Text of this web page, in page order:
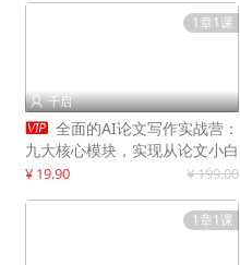
1章1课
 千启
 全面的AI论文写作实战营：
九大核心模块，实现从论文小白
到高效产出的跨越
¥ 19.90 ¥ 199.00
1章1课